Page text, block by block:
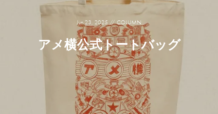
Jun 23, 2025 COLUMN
アメ横公式トートバッグ